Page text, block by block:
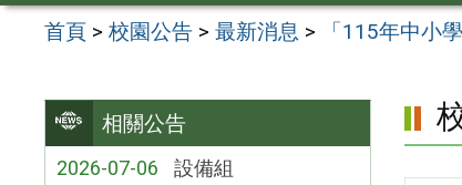
首頁 >校園公告 >最新消息 > 「115年中小
相關公告
2026-07-06 設備組